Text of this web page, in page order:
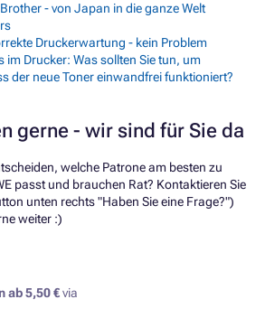
- von Japan in die ganze Welt
Druckerwartung - kein Problem
im Drucker: Was sollten Sie tun, um
der neue Toner einwandfrei funktioniert?
gerne - wir sind für Sie da
welche Patrone am besten zu
passt und brauchen Rat? Kontaktieren Sie
unten rechts "Haben Sie eine Frage?")
weiter :)
ab 5,50 €via